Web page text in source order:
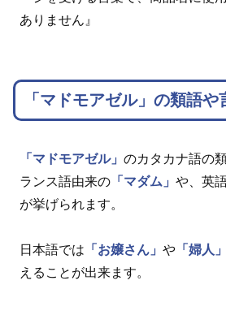
ありません』
「マドモアゼル」の類語や
「マドモアゼル」 のカタカナ語の
ランス語由来の 「マダム」 や、英
が挙げられます。
日本語では 「お嬢さん」 や 「婦人」
えることが出来ます。